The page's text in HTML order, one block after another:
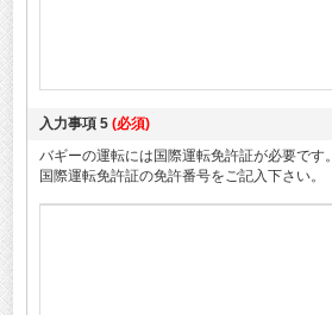
入力事項 5 (必須)
バギーの運転には国際運転免許証が必要です。
国際運転免許証の免許番号をご記入下さい。